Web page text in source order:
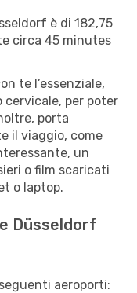
è di 182,75
circa 45 minutes
te l’essenziale,
per poter
porta
il viaggio, come
un
o film scaricati
o laptop.
Düsseldorf
aeroporti: